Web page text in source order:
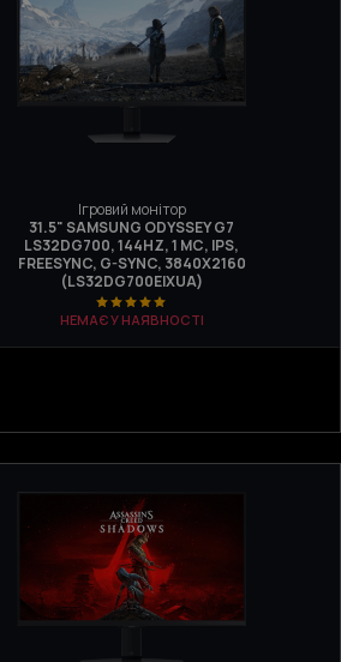
Ігровий монітор
31.5" SAMSUNG ODYSSEY G7
LS32DG700, 144HZ, 1 МС, IPS,
FREESYNC, G-SYNC, 3840Х2160
(LS32DG700EIXUA)
НЕМАЄ У НАЯВНОСТІ